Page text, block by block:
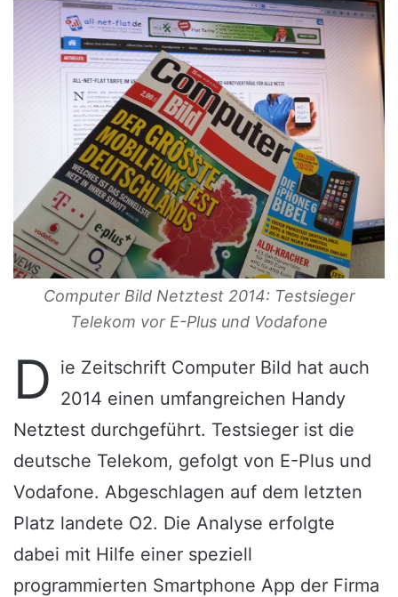
Computer Bild Netztest 2014: Testsieger
Telekom vor E-Plus und Vodafone
D ie Zeitschrift Computer Bild hat auch
2014 einen umfangreichen Handy
Netztest durchgeführt. Testsieger ist die
deutsche Telekom, gefolgt von E-Plus und
Vodafone. Abgeschlagen auf dem letzten
Platz landete O2. Die Analyse erfolgte
dabei mit Hilfe einer speziell
programmierten Smartphone App der Firma